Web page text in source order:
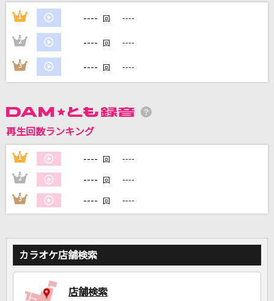
カラオケ最新情報をチェック！
1 ---- 回 ----
2 ---- 回 ----
3 ---- 回 ----
再生回数ランキング
1 ---- 回 ----
2 ---- 回 ----
3 ---- 回 ----
カラオケ店舗検索
店舗検索